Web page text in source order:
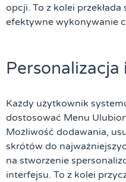
opcji. To z kolei
efektywne wykonywanie
Każdy użytkownik
dostosować Menu
Możliwość dodawania,
skrótów do
na stworzenie
interfejsu. To z kolei